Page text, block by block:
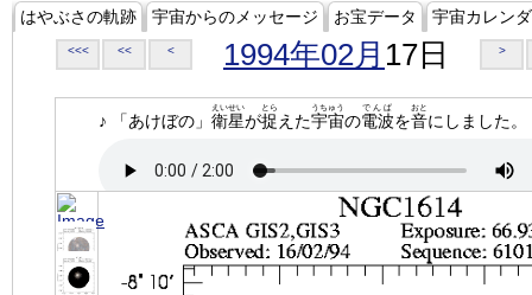
はやぶさの軌跡 宇宙からのメッセージ お宝データ 宇宙カレン
<<< << < 1994年02月 17日 >
♪ 「あけぼの」 衛星
えいせい
が捉
とら
えた宇宙
うちゅう
の電波
でんぱ
を音
おと
にしました。